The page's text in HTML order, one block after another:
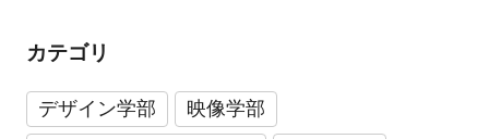
カテゴリ
デザイン学部
映像学部